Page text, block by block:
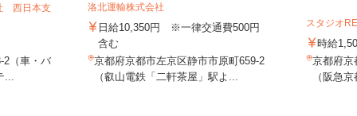
西日本支
2（車・バ
洛北運輸株式会社
日給10,350円 ※一律交通費500円
含む
京都府京都市左京区静市市原町659-2
（叡山電鉄「二軒茶屋」駅よ...
スタジオ
時給
京都府京
（阪急